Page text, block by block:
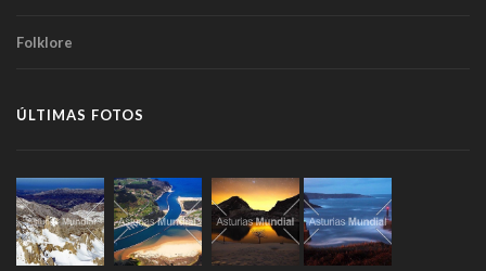
Folklore
ÚLTIMAS FOTOS